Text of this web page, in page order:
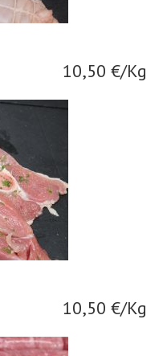
10,50 €/Kg
10,50 €/Kg